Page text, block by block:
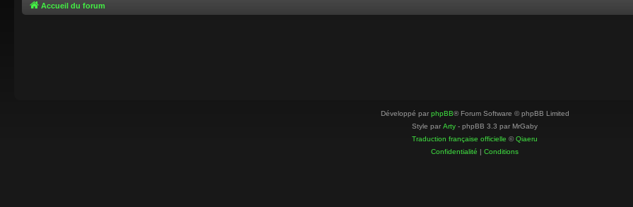
Accueil du forum
Développé par phpBB® Forum Software © phpBB Limited
Style par Arty - phpBB 3.3 par MrGaby
Traduction française officielle ©Qiaeru
Confidentialité | Conditions